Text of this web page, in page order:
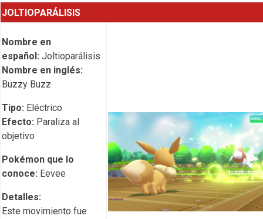
JOLTIOPARÁLISIS
Nombre en
español: Joltioparálisis
Nombre en inglés:
Buzzy Buzz
Tipo: Eléctrico
Efecto: Paraliza al
objetivo
Pokémon que lo
conoce: Eevee
Detalles:
Este movimiento fue